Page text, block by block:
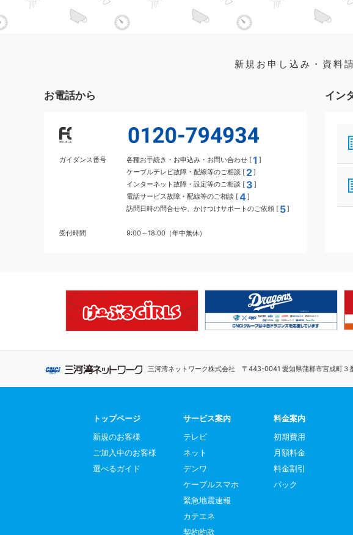
新規お申し込み・資料
お電話から
ガイダンス番号 各種お手続き・お申込み・お問い合わせ [1 ]
ケーブルテレビ故障・配線等のご相談 [ 2]
インターネット故障・設定等のご相談 [ 3 ]
電話サービス故障・配線等のご相談 [4]
訪問日時の問合せや、かけつけサポートのご依頼 [ 5]
受付時間 9:00～18:00（年中無休）
イン
三河湾ネットワーク株式会社 〒443-0041 愛知県蒲郡市宮成町３
トップページ
新規のお客様
ご加入中のお客様
選べるガイド
サービス案内
テレビ
ネット
デンワ
ケーブルスマホ
緊急地震速報
カテエネ
契約約款
料金案内
初期費用
月額料金
料金割引
パック